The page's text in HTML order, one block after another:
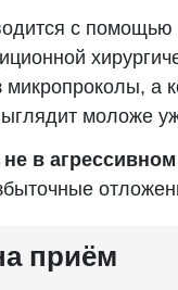
с
микропроколы, а
моложе
в
приём